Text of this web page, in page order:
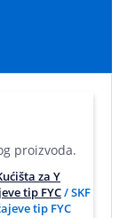
proizvoda.
za Y
tip FYC/ SKF
tip FYC